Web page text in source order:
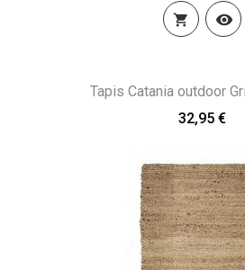
 
Tapis Catania outdoor
32,95 €